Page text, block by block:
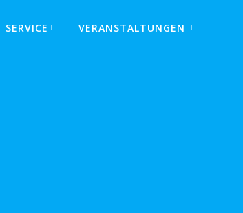
SERVICE VERANSTALTUNGEN